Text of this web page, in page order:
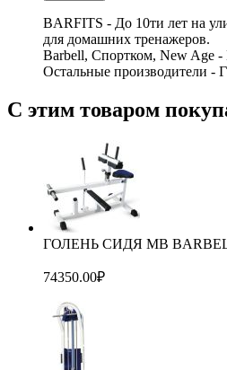
BARFITS - До 10ти лет на
для домашних тренажеров.
Barbell, Спортком, New Age -
Остальные производители -
С этим товаром
ГОЛЕНЬ СИДЯ МВ
74350.00₽